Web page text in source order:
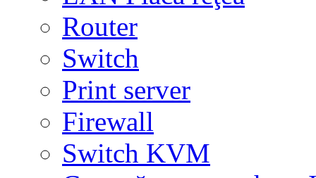
Router
Switch
Print server
Firewall
Switch KVM